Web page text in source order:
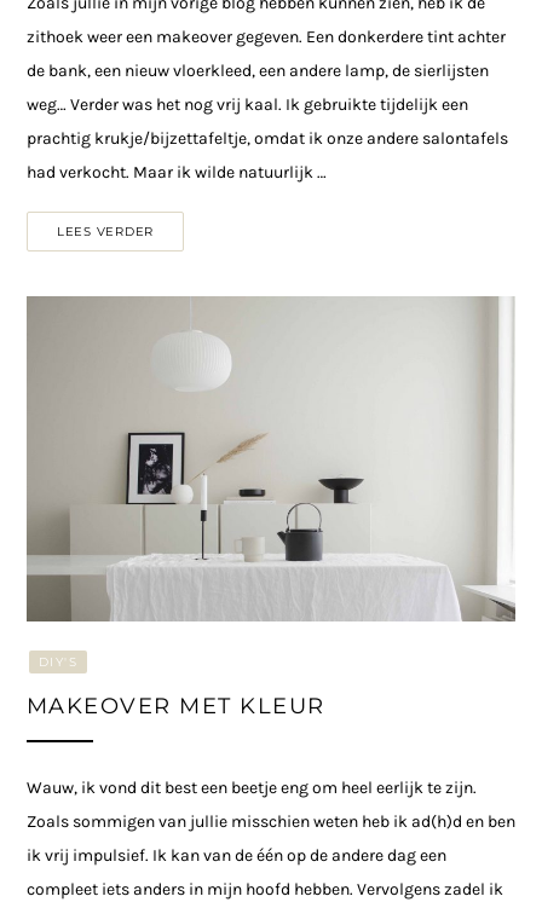
zithoek weer een makeover gegeven. Een donkerdere tint achter
de bank, een nieuw vloerkleed, een andere lamp, de sierlijsten
weg… Verder was het nog vrij kaal. Ik gebruikte tijdelijk een
prachtig krukje/bijzettafeltje, omdat ik onze andere salontafels
had verkocht. Maar ik wilde natuurlijk …
LEES VERDER
DIY'S
MAKEOVER MET KLEUR
Wauw, ik vond dit best een beetje eng om heel eerlijk te zijn.
Zoals sommigen van jullie misschien weten heb ik ad(h)d en ben
ik vrij impulsief. Ik kan van de één op de andere dag een
compleet iets anders in mijn hoofd hebben. Vervolgens zadel ik